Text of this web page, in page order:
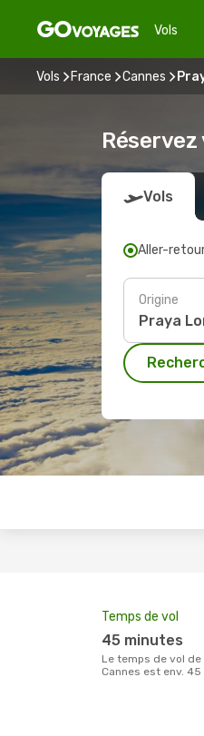
Vols
Vols France Cannes
Vols
Aller-
Origine
Temps de vol
45 minutes
Le temps de vol de Praya Lombok vers
Cannes est env.